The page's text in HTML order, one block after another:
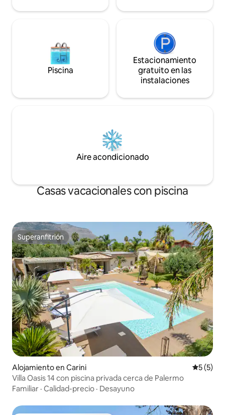
Piscina
Estacionamiento
gratuito en las
instalaciones
Aire acondicionado
Casas vacacionales con piscina
Superanfitrión
Superanfitrión
Alojamiento en Carini
5 (5)
Villa Oasis 14 con piscina privada cerca de Palermo
Familiar · Calidad-precio · Desayuno